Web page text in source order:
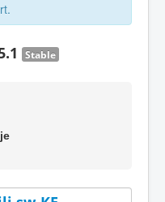
Stable